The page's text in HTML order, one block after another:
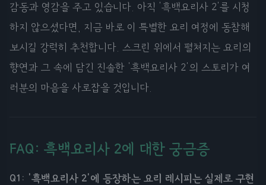
감동과 영감을 주고 있습니다. 아직 '흑백요리사 2'를 시청
하지 않으셨다면, 지금 바로 이 특별한 요리 여정에 동참해
보시길 강력히 추천합니다. 스크린 위에서 펼쳐지는 요리의
향연과 그 속에 담긴 진솔한 '흑백요리사 2'의 스토리가 여
러분의 마음을 사로잡을 것입니다.
FAQ: 흑백요리사 2에 대한 궁금증
Q1: '흑백요리사 2'에 등장하는 요리 레시피는 실제로 구현